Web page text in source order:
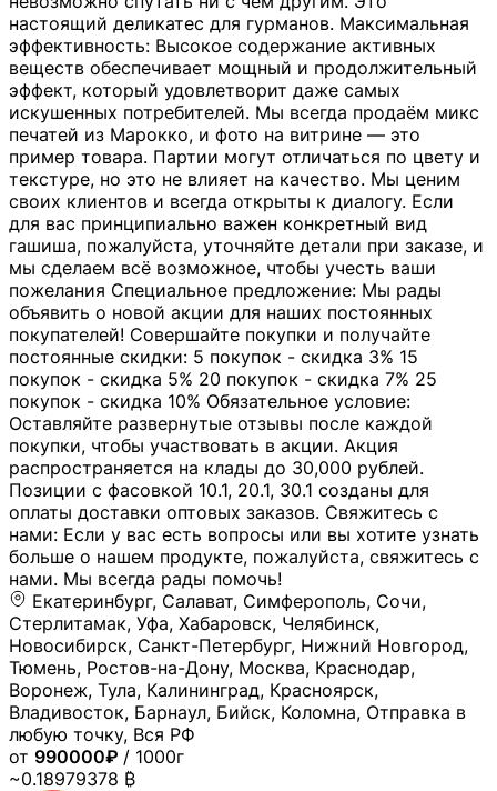
настоящий деликатес для гурманов. Максимальная
эффективность: Высокое содержание активных
веществ обеспечивает мощный и продолжительный
эффект, который удовлетворит даже самых
искушенных потребителей. Мы всегда продаём микс
печатей из Марокко, и фото на витрине — это
пример товара. Партии могут отличаться по цвету и
текстуре, но это не влияет на качество. Мы ценим
своих клиентов и всегда открыты к диалогу. Если
для вас принципиально важен конкретный вид
гашиша, пожалуйста, уточняйте детали при заказе, и
мы сделаем всё возможное, чтобы учесть ваши
пожелания Специальное предложение: Мы рады
объявить о новой акции для наших постоянных
покупателей! Совершайте покупки и получайте
постоянные скидки: 5 покупок - скидка 3% 15
покупок - скидка 5% 20 покупок - скидка 7% 25
покупок - скидка 10% Обязательное условие:
Оставляйте развернутые отзывы после каждой
покупки, чтобы участвовать в акции. Акция
распространяется на клады до 30,000 рублей.
Позиции с фасовкой 10.1, 20.1, 30.1 созданы для
оплаты доставки оптовых заказов. Свяжитесь с
нами: Если у вас есть вопросы или вы хотите узнать
больше о нашем продукте, пожалуйста, свяжитесь с
нами. Мы всегда рады помочь!
Екатеринбург, Салават, Симферополь, Сочи,
Стерлитамак, Уфа, Хабаровск, Челябинск,
Новосибирск, Санкт-Петербург, Нижний Новгород,
Тюмень, Ростов-на-Дону, Москва, Краснодар,
Воронеж, Тула, Калининград, Красноярск,
Владивосток, Барнаул, Бийск, Коломна, Отправка в
любую точку, Вся РФ
от 990000₽ / 1000г
~0.18979378 ₿